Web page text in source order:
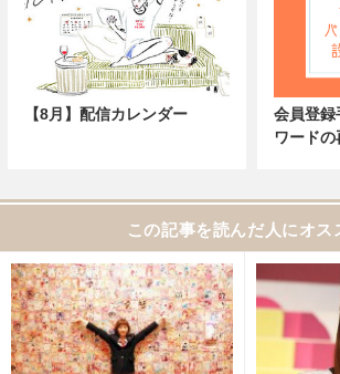
【8月】配信カレンダー
会員登録
ワード
この記事を読んだ人にオス